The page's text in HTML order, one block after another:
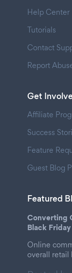
Help Center
Tutorials
Contact
Report
Get
Affiliate
Success
Feature
Guest Blog
Featured
Converting
Black
Online
overall retail